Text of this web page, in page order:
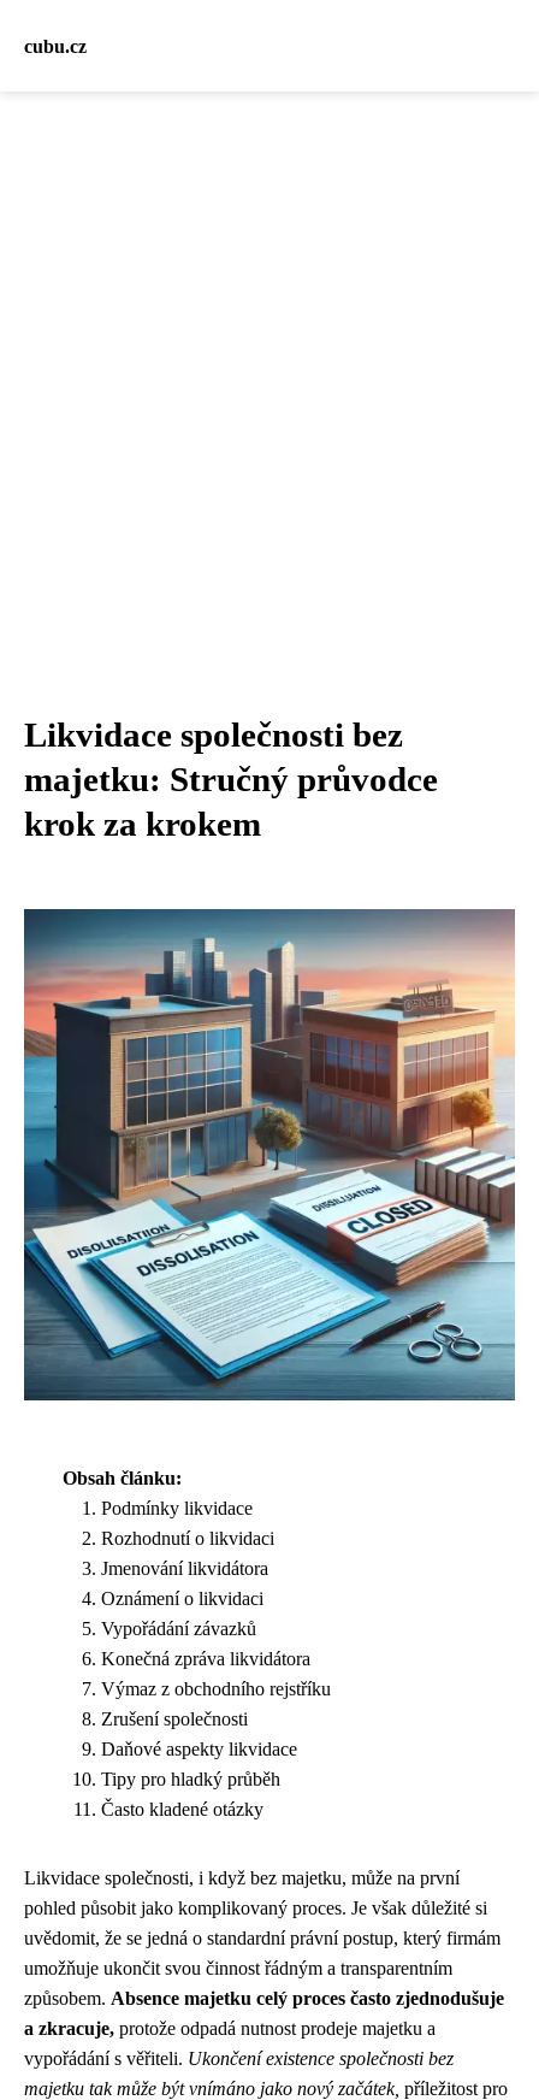
cubu.cz
Likvidace společnosti bez
majetku: Stručný průvodce
krok za krokem
Obsah článku:
Podmínky likvidace
Rozhodnutí o likvidaci
Jmenování likvidátora
Oznámení o likvidaci
Vypořádání závazků
Konečná zpráva likvidátora
Výmaz z obchodního rejstříku
Zrušení společnosti
Daňové aspekty likvidace
Tipy pro hladký průběh
Často kladené otázky
Likvidace společnosti, i když bez majetku, může na první
pohled působit jako komplikovaný proces. Je však důležité si
uvědomit, že se jedná o standardní právní postup, který firmám
umožňuje ukončit svou činnost řádným a transparentním
způsobem. Absence majetku celý proces často zjednodušuje
a zkracuje, protože odpadá nutnost prodeje majetku a
vypořádání s věřiteli. Ukončení existence společnosti bez
majetku tak může být vnímáno jako nový začátek, příležitost pro